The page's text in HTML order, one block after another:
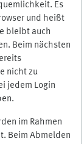
Es
und heißt
bleibt auch
Beim nächsten
nicht zu
jedem Login
im Rahmen
Beim Abmelden